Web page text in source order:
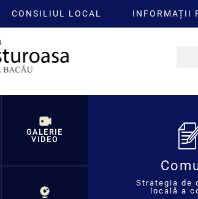
CONSILIUL LOCAL INFORMAȚII
GALERIE
VIDEO
Strategia de
locală a